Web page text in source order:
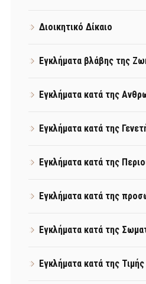
Διοικητικό Δίκαιο
Εγκλήματα βλάβης της
Εγκλήματα κατά της
Εγκλήματα κατά της
Εγκλήματα κατά της
Εγκλήματα κατά της
Εγκλήματα κατά της
Εγκλήματα κατά της Τιμής